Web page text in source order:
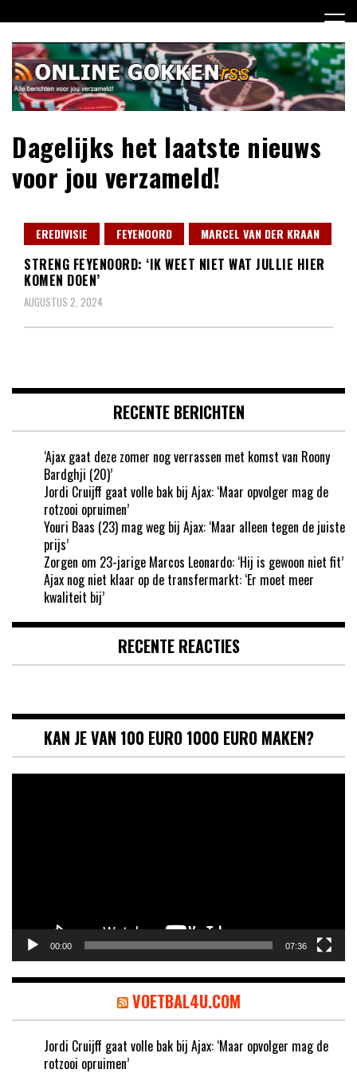
naar
inhoud
Dagelijks het laatste nieuws
voor jou verzameld!
EREDIVISIE FEYENOORD MARCEL VAN DER KRAAN
STRENG FEYENOORD: ‘IK WEET NIET WAT JULLIE HIER
KOMEN DOEN’
AUGUSTUS 2, 2024
RECENTE BERICHTEN
‘Ajax gaat deze zomer nog verrassen met komst van Roony
Bardghji (20)’
Jordi Cruijff gaat volle bak bij Ajax: ‘Maar opvolger mag de
rotzooi opruimen’
Youri Baas (23) mag weg bij Ajax: ‘Maar alleen tegen de juiste
prijs’
Zorgen om 23-jarige Marcos Leonardo: ‘Hij is gewoon niet fit’
Ajax nog niet klaar op de transfermarkt: ‘Er moet meer
kwaliteit bij’
RECENTE REACTIES
KAN JE VAN 100 EURO 1000 EURO MAKEN?
00:00 07:36
VOETBAL4U.COM
Jordi Cruijff gaat volle bak bij Ajax: ‘Maar opvolger mag de
rotzooi opruimen’